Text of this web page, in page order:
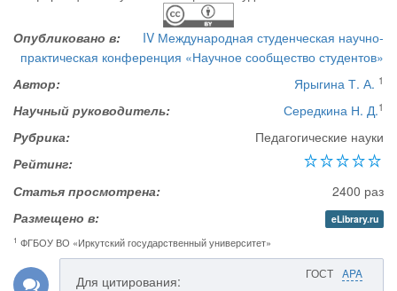
Опубликовано в:
IV Международная студенческая научно-
практическая конференция «Научное сообщество студентов»
Автор:
Ярыгина Т. А. 1
Научный руководитель: Середкина Н. Д.1
Рубрика:
Педагогические науки
Рейтинг:
Статья просмотрена:
2400 раз
Размещено в:
eLibrary.ru
1 ФГБОУ ВО «Иркутский государственный университет»
ГОСТ APA
Для цитирования: